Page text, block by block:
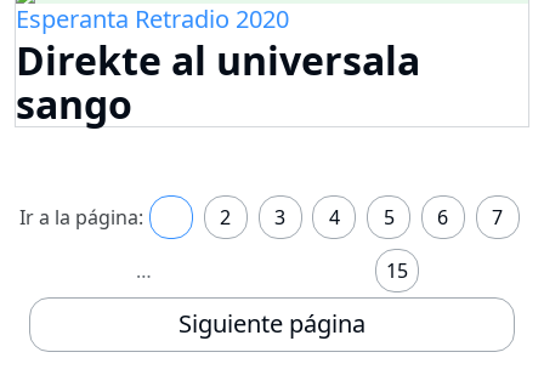
Esperanta Retradio 2020
Direkte al universala
sango
Ir a la página: 2 3 4 5 6
7
…
15
Siguiente página